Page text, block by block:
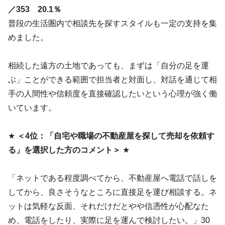
／353 20.1％
普段の生活圏内で相談先を探すスタイルも一定の支持を集
めました。
相続した遠方の土地であっても、まずは「自分の足を運
ぶ」ことができる範囲で担当者と対面し、対話を通じて相
手の人間性や信頼度を直接確認したいという心理が強く働
いています。
★ ＜4位：「自宅や職場の不動産屋を探して売却を依頼す
る」を選択した方のコメント＞ ★
「ネットである程度調べてから、不動産屋へ電話で話しを
してから、良さそうなところに直接足を運び相談する。ネ
ットは気軽な反面、それだけだとやや信憑性が心配なた
め、電話をしたり、実際に足を運んで検討したい。」30